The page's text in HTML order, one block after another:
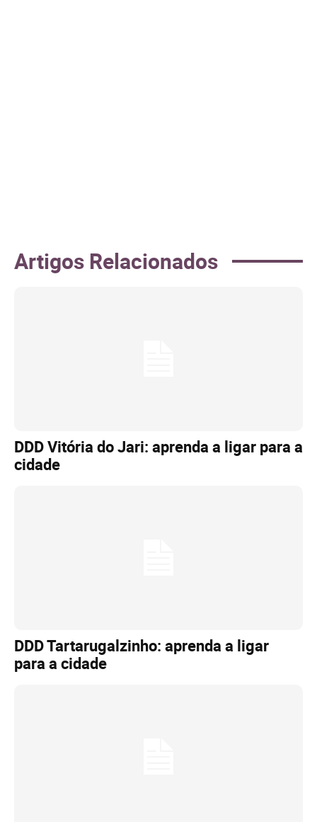
Artigos Relacionados
DDD Vitória do Jari: aprenda a ligar para a
cidade
DDD Tartarugalzinho: aprenda a ligar
para a cidade